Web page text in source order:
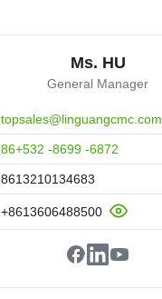
Ms. HU
General Manager
topsales@linguangcmc.com
86+532 -8699 -6872
8613210134683
+8613606488500